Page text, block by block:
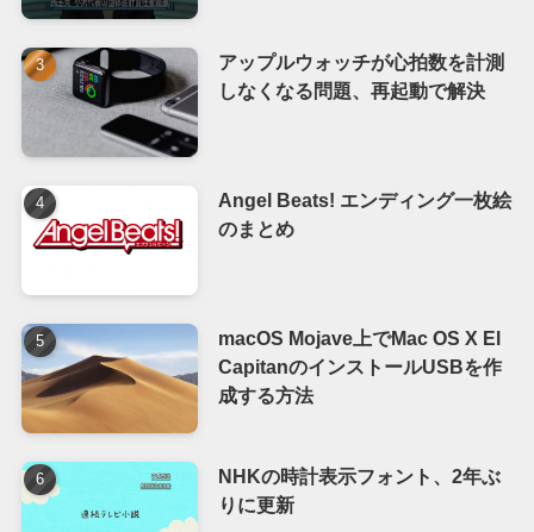
アップルウォッチが心拍数を計測
しなくなる問題、再起動で解決
Angel Beats! エンディング一枚絵
のまとめ
macOS Mojave上でMac OS X El
CapitanのインストールUSBを作
成する方法
NHKの時計表示フォント、2年ぶ
りに更新